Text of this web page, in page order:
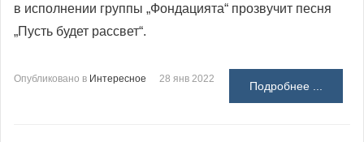
в исполнении группы „Фондацията“ прозвучит песня
„Пусть будет рассвет“.
Опубликовано в Интересное 28 янв 2022
Подробнее ...